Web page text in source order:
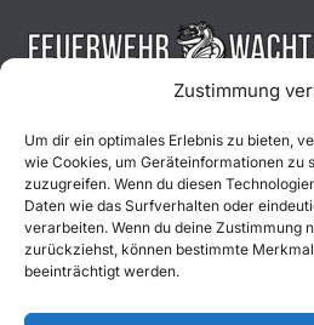
Zustimmung
Um dir ein optimales Erlebnis zu bieten,
wie Cookies, um Geräteinformationen zu
zuzugreifen. Wenn du diesen
Daten wie das Surfverhalten oder
verarbeiten. Wenn du deine Zustimmung
zurückziehst, können bestimmte
beeinträchtigt werden.
Aktuelles
Einsätze
Unsere Jugend
Mitglied werden